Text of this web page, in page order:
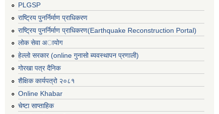
PLGSP
राष्ट्रिय पुनर्निर्माण प्राधिकरण
राष्ट्रिय पुनर्निर्माण प्राधिकरण(Earthquake Reconstruction Portal)
लोक सेवा अायोग
हेल्लो सरकार (online गुनासो ब्यवस्थापन प्रणाली)
गोरखा पत्र दैनिक
शैक्षिक कार्यपत्रो २०८१
Online Khabar
चेष्टा साप्ताहिक